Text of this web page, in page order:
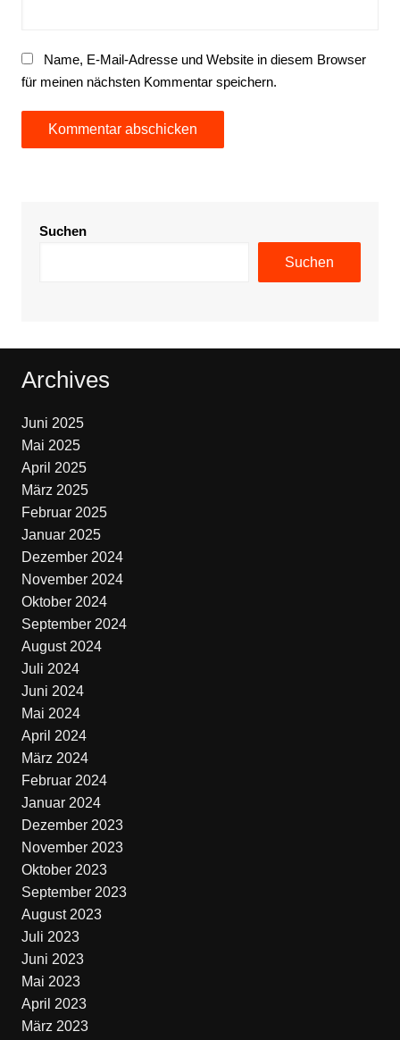
Name, E-Mail-Adresse und Website in diesem Browser
für meinen nächsten Kommentar speichern.
Suchen
Suchen
Archives
Juni 2025
Mai 2025
April 2025
März 2025
Februar 2025
Januar 2025
Dezember 2024
November 2024
Oktober 2024
September 2024
August 2024
Juli 2024
Juni 2024
Mai 2024
April 2024
März 2024
Februar 2024
Januar 2024
Dezember 2023
November 2023
Oktober 2023
September 2023
August 2023
Juli 2023
Juni 2023
Mai 2023
April 2023
März 2023